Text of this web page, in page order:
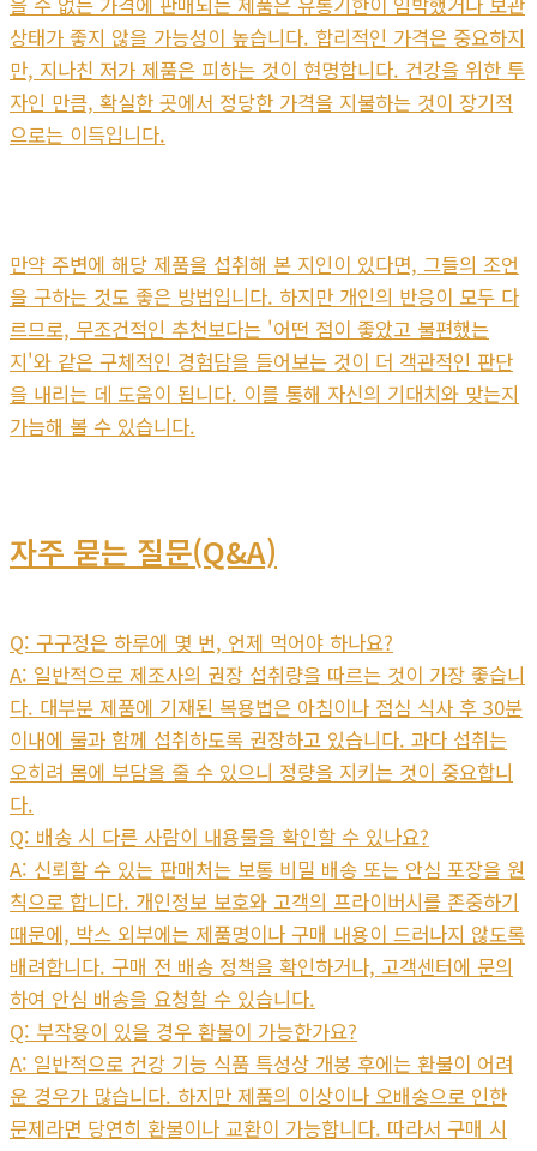
상태가 좋지 않을 가능성이 높습니다. 합리적인 가격은 중요하지
만, 지나친 저가 제품은 피하는 것이 현명합니다. 건강을 위한 투
자인 만큼, 확실한 곳에서 정당한 가격을 지불하는 것이 장기적
으로는 이득입니다.
만약 주변에 해당 제품을 섭취해 본 지인이 있다면, 그들의 조언
을 구하는 것도 좋은 방법입니다. 하지만 개인의 반응이 모두 다
르므로, 무조건적인 추천보다는 '어떤 점이 좋았고 불편했는
지'와 같은 구체적인 경험담을 들어보는 것이 더 객관적인 판단
을 내리는 데 도움이 됩니다. 이를 통해 자신의 기대치와 맞는지
가늠해 볼 수 있습니다.
자주 묻는 질문(Q&A)
Q: 구구정은 하루에 몇 번, 언제 먹어야 하나요?
A: 일반적으로 제조사의 권장 섭취량을 따르는 것이 가장 좋습니
다. 대부분 제품에 기재된 복용법은 아침이나 점심 식사 후 30분
이내에 물과 함께 섭취하도록 권장하고 있습니다. 과다 섭취는
오히려 몸에 부담을 줄 수 있으니 정량을 지키는 것이 중요합니
다.
Q: 배송 시 다른 사람이 내용물을 확인할 수 있나요?
A: 신뢰할 수 있는 판매처는 보통 비밀 배송 또는 안심 포장을 원
칙으로 합니다. 개인정보 보호와 고객의 프라이버시를 존중하기
때문에, 박스 외부에는 제품명이나 구매 내용이 드러나지 않도록
배려합니다. 구매 전 배송 정책을 확인하거나, 고객센터에 문의
하여 안심 배송을 요청할 수 있습니다.
Q: 부작용이 있을 경우 환불이 가능한가요?
A: 일반적으로 건강 기능 식품 특성상 개봉 후에는 환불이 어려
운 경우가 많습니다. 하지만 제품의 이상이나 오배송으로 인한
문제라면 당연히 환불이나 교환이 가능합니다. 따라서 구매 시